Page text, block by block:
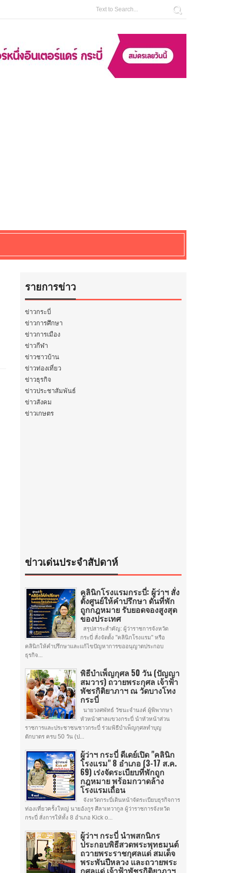
รายการข่าว
ข่าวกระบี่
ข่าวการศึกษา
ข่าวการเมือง
ข่าวกีฬา
ข่าวชาวบ้าน
ข่าวท่องเที่ยว
ข่าวธุรกิจ
ข่าวประชาสัมพันธ์
ข่าวสังคม
ข่าวเกษตร
ข่าวเด่นประจำสัปดาห์
คลินิกโรงแรมกระบี่: ผู้ว่าฯ สั่ง
ตั้งศูนย์ให้คำปรึกษา ดันที่พัก
ถูกกฎหมาย รับยอดจองสูงสุด
ของประเทศ
สรุปสาระสำคัญ: ผู้ว่าราชการจังหวัด
กระบี่ สั่งจัดตั้ง "คลินิกโรงแรม" หรือ
คลินิกให้คำปรึกษาและแก้ไขปัญหาการขออนุญาตประกอบ
ธุรกิจ...
พิธีบำเพ็ญกุศล 50 วัน (ปัญญา
สมวาร) ถวายพระกุศล เจ้าฟ้า
พัชรกิติยาภาฯ ณ วัดบางโทง
กระบี่
นายวงศพัทธ์ วัชนะจำนงค์ ผู้พิพากษา
หัวหน้าศาลแขวงกระบี่ นำหัวหน้าส่วน
ราชการและประชาชนชาวกระบี่ ร่วมพิธีบำเพ็ญกุศลทำบุญ
ตักบาตร ครบ 50 วัน (ป...
ผู้ว่าฯ กระบี่ ดีเดย์เปิด "คลินิก
โรงแรม" 8 อำเภอ (3-17 ส.ค.
69) เร่งจัดระเบียบที่พักถูก
กฎหมาย พร้อมกวาดล้าง
โรงแรมเถื่อน
จังหวัดกระบี่เดินหน้าจัดระเบียบธุรกิจการ
ท่องเที่ยวครั้งใหญ่ นายอังกูร ศีลาเทวากูล ผู้ว่าราชการจังหวัด
กระบี่ สั่งการให้ทั้ง 8 อำเภอ Kick o...
ผู้ว่าฯ กระบี่ นำพสกนิกร
ประกอบพิธีสวดพระพุทธมนต์
ถวายพระราชกุศลแด่ สมเด็จ
พระพันปีหลวง และถวายพระ